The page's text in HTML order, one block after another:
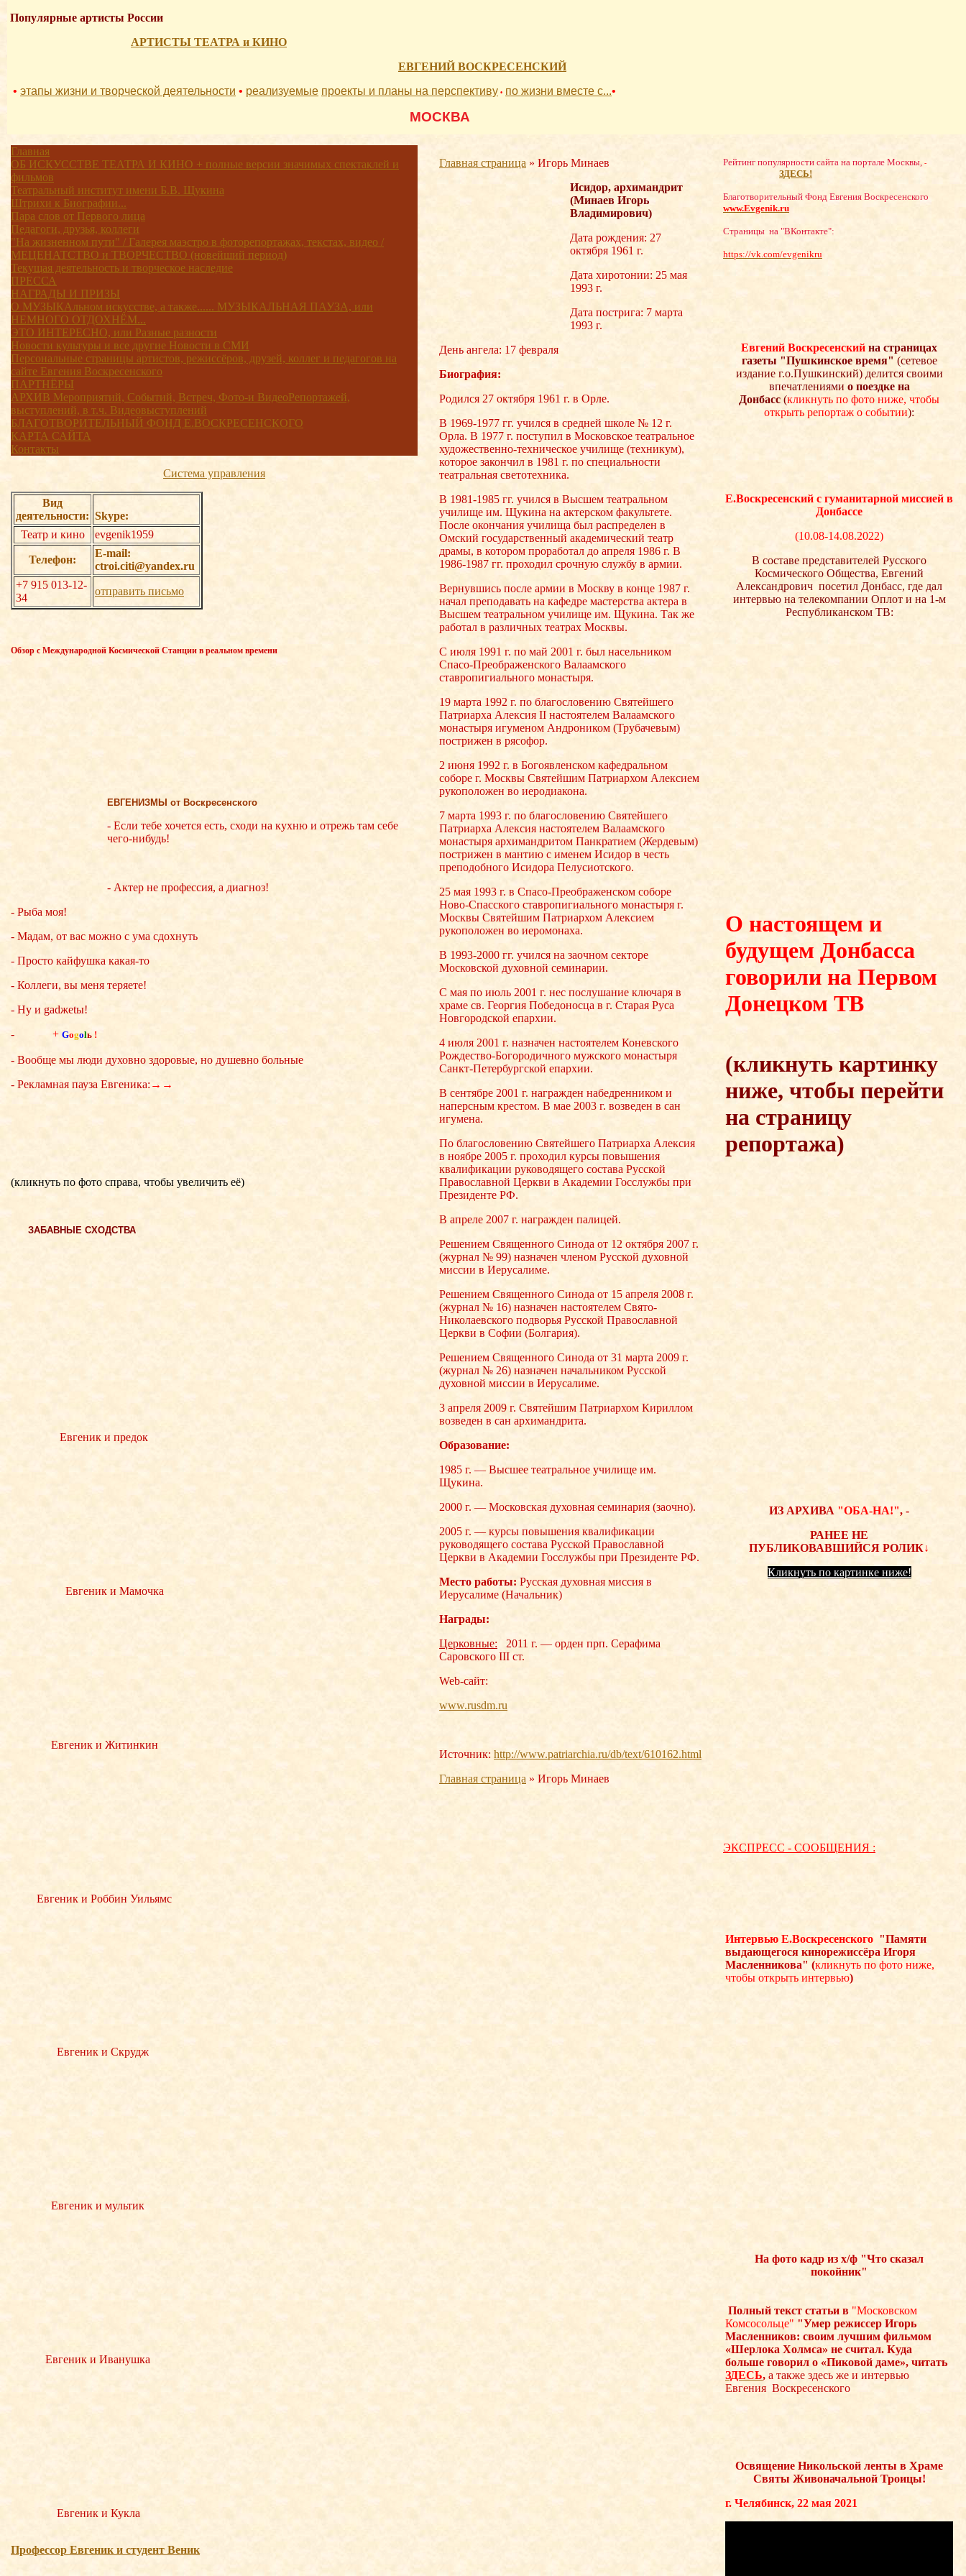
Популярные артисты России
АРТИСТЫ ТЕАТРА и КИНО
ЕВГЕНИЙ ВОСКРЕСЕНСКИЙ
• этапы жизни и творческой деятельности • реализуемые проекты и планы на перспективу • по жизни вместе с...•
          МОСКВА
Главная
ОБ ИСКУССТВЕ ТЕАТРА И КИНО + полные версии значимых спектаклей и
фильмов
Театральный институт имени Б.В. Щукина
Штрихи к Биографии...
Пара слов от Первого лица
Педагоги, друзья, коллеги
"На жизненном пути" / Галерея маэстро в фоторепортажах, текстах, видео /
МЕЦЕНАТСТВО и ТВОРЧЕСТВО (новейший период)
Текущая деятельность и творческое наследие
ПРЕССА
НАГРАДЫ И ПРИЗЫ
О МУЗЫКАльном искусстве, а также...... МУЗЫКАЛЬНАЯ ПАУЗА, или
НЕМНОГО ОТДОХНЁМ...
ЭТО ИНТЕРЕСНО, или Разные разности
Новости культуры и все другие Новости в СМИ
Персональные страницы артистов, режиссёров, друзей, коллег и педагогов на
сайте Евгения Воскресенского
ПАРТНЁРЫ
АРХИВ Мероприятий, Событий, Встреч, Фото-и ВидеоРепортажей,
выступлений, в т.ч. Видеовыступлений
БЛАГОТВОРИТЕЛЬНЫЙ ФОНД Е.ВОСКРЕСЕНСКОГО
КАРТА САЙТА
Контакты
Система управления
Вид
деятельности: Skype:
Театр и кино
evgenik1959
Телефон:
E-mail:
ctroi.citi@yandex.ru
+7 915 013-12-
34
отправить письмо
Обзор с Международной Космической Станции в реальном времени
ЕВГЕНИЗМЫ от Воскресенского
- Если тебе хочется есть, сходи на кухню и отрежь там себе
чего-нибудь!
- Актер не профессия, а диагноз!
- Рыба моя!
- Мадам, от вас можно с ума сдохнуть
- Просто кайфушка какая-то
- Коллеги, вы меня теряете!
- Ну и gadжеtы!
-
+ Gogolь !
- Вообще мы люди духовно здоровые, но душевно больные
- Рекламная пауза Евгеника: →→
(кликнуть по фото справа, чтобы увеличить её)
ЗАБАВНЫЕ СХОДСТВА
Евгеник и предок
Евгеник и Мамочка
Евгеник и Житинкин
Евгеник и Роббин Уильямс
Евгеник и Скрудж
Евгеник и мультик
Евгеник и Иванушка
Евгеник и Кукла
Професcор Евгеник и студент Веник
Главная страница » Игорь Минаев
Исидор, архимандрит
(Минаев Игорь
Владимирович)
Дата рождения: 27
октября 1961 г.
Дата хиротонии: 25 мая
1993 г.
Дата пострига: 7 марта
1993 г.
День ангела: 17 февраля
Биография:
Родился 27 октября 1961 г. в Орле.
В 1969-1977 гг. учился в средней школе № 12 г.
Орла. В 1977 г. поступил в Московское театральное
художественно-техническое училище (техникум),
которое закончил в 1981 г. по специальности
театральная светотехника.
В 1981-1985 гг. учился в Высшем театральном
училище им. Щукина на актерском факультете.
После окончания училища был распределен в
Омский государственный академический театр
драмы, в котором проработал до апреля 1986 г. В
1986-1987 гг. проходил срочную службу в армии.
Вернувшись после армии в Москву в конце 1987 г.
начал преподавать на кафедре мастерства актера в
Высшем театральном училище им. Щукина. Так же
работал в различных театрах Москвы.
С июля 1991 г. по май 2001 г. был насельником
Спасо-Преображенского Валаамского
ставропигиального монастыря.
19 марта 1992 г. по благословению Святейшего
Патриарха Алексия II настоятелем Валаамского
монастыря игуменом Андроником (Трубачевым)
пострижен в рясофор.
2 июня 1992 г. в Богоявленском кафедральном
соборе г. Москвы Святейшим Патриархом Алексием
рукоположен во иеродиакона.
7 марта 1993 г. по благословению Святейшего
Патриарха Алексия настоятелем Валаамского
монастыря архимандритом Панкратием (Жердевым)
пострижен в мантию с именем Исидор в честь
преподобного Исидора Пелусиотского.
25 мая 1993 г. в Спасо-Преображенском соборе
Ново-Спасского ставропигиального монастыря г.
Москвы Святейшим Патриархом Алексием
рукоположен во иеромонаха.
В 1993-2000 гг. учился на заочном секторе
Московской духовной семинарии.
С мая по июль 2001 г. нес послушание ключаря в
храме св. Георгия Победоносца в г. Старая Руса
Новгородской епархии.
4 июля 2001 г. назначен настоятелем Коневского
Рождество-Богородичного мужского монастыря
Санкт-Петербургской епархии.
В сентябре 2001 г. награжден набедренником и
наперсным крестом. В мае 2003 г. возведен в сан
игумена.
По благословению Святейшего Патриарха Алексия
в ноябре 2005 г. проходил курсы повышения
квалификации руководящего состава Русской
Православной Церкви в Академии Госслужбы при
Президенте РФ.
В апреле 2007 г. награжден палицей.
Решением Священного Синода от 12 октября 2007 г.
(журнал № 99) назначен членом Русской духовной
миссии в Иерусалиме.
Решением Священного Синода от 15 апреля 2008 г.
(журнал № 16) назначен настоятелем Свято-
Николаевского подворья Русской Православной
Церкви в Софии (Болгария).
Решением Священного Синода от 31 марта 2009 г.
(журнал № 26) назначен начальником Русской
духовной миссии в Иерусалиме.
3 апреля 2009 г. Святейшим Патриархом Кириллом
возведен в сан архимандрита.
Образование:
1985 г. — Высшее театральное училище им.
Щукина.
2000 г. — Московская духовная семинария (заочно).
2005 г. — курсы повышения квалификации
руководящего состава Русской Православной
Церкви в Академии Госслужбы при Президенте РФ.
Место работы: Русская духовная миссия в
Иерусалиме (Начальник)
Награды:
Церковные: 2011 г. — орден прп. Серафима
Саровского III ст.
Web-сайт:
www.rusdm.ru
Источник: http://www.patriarchia.ru/db/text/610162.html
Главная страница » Игорь Минаев
Рейтинг популярности сайта на портале Москвы, -
ЗДЕСЬ!
Благотворительный Фонд Евгения Воскресенского
www.Evgenik.ru
Страницы на "ВКонтакте":
https://vk.com/evgenikru
Евгений Воскресенский на страницах
газеты "Пушкинское время" (сетевое
издание г.о.Пушкинский) делится своими
впечатлениями о поездке на
Донбасс (кликнуть по фото ниже, чтобы
открыть репортаж о событии):
Е.Воскресенский с гуманитарной миссией в
Донбассе
(10.08-14.08.2022)
В составе представителей Русского
Космического Общества, Евгений
Александрович посетил Донбасс, где дал
интервью на телекомпании Оплот и на 1-м
Республиканском ТВ:
О настоящем и
будущем Донбасса
говорили на Первом
Донецком ТВ
(кликнуть картинку
ниже, чтобы перейти
на страницу
репортажа)
ИЗ АРХИВА "ОБА-НА!", -
РАНЕЕ НЕ
ПУБЛИКОВАВШИЙСЯ РОЛИК↓
Кликнуть по картинке ниже!
ЭКСПРЕСС - СООБЩЕНИЯ :
Интервью Е.Воскресенского "Памяти
выдающегося кинорежиссёра Игоря
Масленникова" (кликнуть по фото ниже,
чтобы открыть интервью)
На фото кадр из х/ф "Что сказал
покойник"
Полный текст статьи в "Московском
Комсосольце" "Умер режиссер Игорь
Масленников: своим лучшим фильмом
«Шерлока Холмса» не считал. Куда
больше говорил о «Пиковой даме», читать
ЗДЕСЬ, а также здесь же и интервью
Евгения Воскресенского
Освящение Никольской ленты в Храме
Святы Живоначальной Троицы!
г. Челябинск, 22 мая 2021